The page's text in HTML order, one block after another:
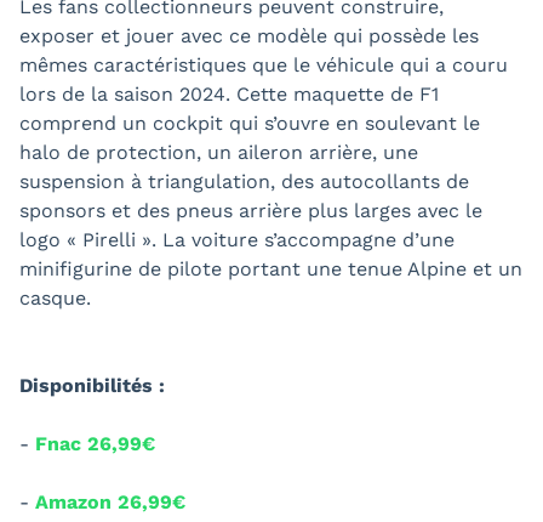
Les fans collectionneurs peuvent construire,
exposer et jouer avec ce modèle qui possède les
mêmes caractéristiques que le véhicule qui a couru
lors de la saison 2024. Cette maquette de F1
comprend un cockpit qui s’ouvre en soulevant le
halo de protection, un aileron arrière, une
suspension à triangulation, des autocollants de
sponsors et des pneus arrière plus larges avec le
logo « Pirelli ». La voiture s’accompagne d’une
minifigurine de pilote portant une tenue Alpine et un
casque.
Disponibilités :
- Fnac 26,99€
- Amazon 26,99€